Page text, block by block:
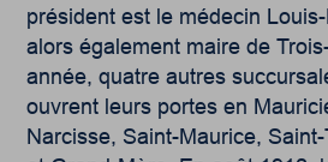
président est le médecin
alors également maire de
année, quatre autres
ouvrent leurs portes en
Narcisse, Saint-Maurice,